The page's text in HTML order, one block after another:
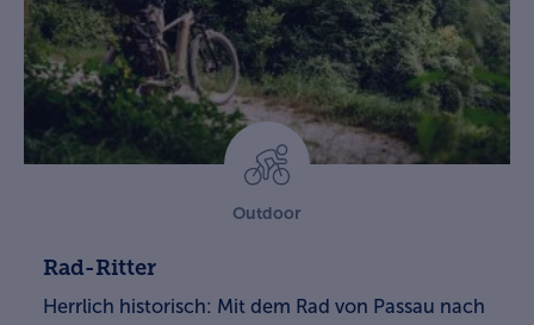
Outdoor
Rad-Ritter
Herrlich historisch: Mit dem Rad von Passau nach